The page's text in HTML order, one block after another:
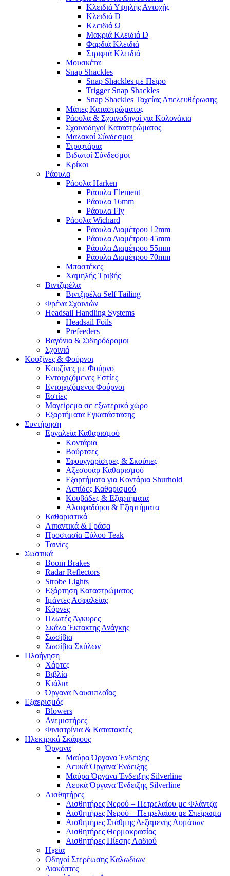
Κλειδιά Υψηλής Αντοχής
Κλειδιά D
Κλειδιά Ω
Μακριά Κλειδιά D
Φαρδιά Κλειδιά
Στριφτά Κλειδιά
Μουσκέτα
Snap Shackles
Snap Shackles με Πείρο
Trigger Snap Shackles
Snap Shackles Ταχείας Απελευθέρωσης
Μάπες Καταστρώματος
Ράουλα & Σχοινοδηγοί για Κολονάκια
Σχοινοδηγοί Καταστρώματος
Μαλακοί Σύνδεσμοι
Στριφτάρια
Βιδωτοί Σύνδεσμοι
Κρίκοι
Ράουλα
Ράουλα Harken
Ράουλα Element
Ράουλα 16mm
Ράουλα Fly
Ράουλα Wichard
Ράουλα Διαμέτρου 12mm
Ράουλα Διαμέτρου 45mm
Ράουλα Διαμέτρου 55mm
Ράουλα Διαμέτρου 70mm
Μπαστέκες
Χαμηλής Τριβής
Βιντζιρέλα
Βιντζιρέλα Self Tailing
Φρένα Σχοινιών
Headsail Handling Systems
Headsail Foils
Prefeeders
Βαγόνια & Σιδηρόδρομοι
Σχοινιά
Κουζίνες & Φούρνοι
Κουζίνες με Φούρνο
Εντοιχιζόμενες Εστίες
Εντοιχιζόμενοι Φούρνοι
Εστίες
Μαγείρεμα σε εξωτερικό χώρο
Εξαρτήματα Εγκατάστασης
Συντήρηση
Εργαλεία Καθαρισμού
Κοντάρια
Βούρτσες
Σφουγγαρίστρες & Σκούπες
Αξεσουάρ Καθαρισμού
Εξαρτήματα για Κοντάρια Shurhold
Λεπίδες Καθαρισμού
Κουβάδες & Εξαρτήματα
Αλοιφαδόροι & Εξαρτήματα
Καθαριστικά
Λιπαντικά & Γράσα
Προστασία Ξύλου Teak
Ταινίες
Σωστικά
Boom Brakes
Radar Reflectors
Strobe Lights
Εξάρτηση Καταστρώματος
Ιμάντες Ασφαλείας
Κόρνες
Πλωτές Άγκυρες
Σκάλα Έκτακτης Ανάγκης
Σωσίβια
Σωσίβια Σκύλων
Πλοήγηση
Χάρτες
Βιβλία
Κιάλια
Όργανα Ναυσιπλοΐας
Εξαερισμός
Blowers
Ανεμιστήρες
Φινιστρίνια & Καταπακτές
Ηλεκτρικά Σκάφους
Όργανα
Μαύρα Όργανα Ένδειξης
Λευκά Όργανα Ένδειξης
Μαύρα Όργανα Ένδειξης Silverline
Λευκά Όργανα Ένδειξης Silverline
Αισθητήρες
Αισθητήρες Νερού – Πετρελαίου με Φλάντζα
Αισθητήρες Νερού – Πετρελαίου με Σπείρωμα
Αισθητήρες Στάθμης Δεξαμενής Λυμάτων
Αισθητήρες Θερμοκρασίας
Αισθητήρες Πίεσης Λαδιού
Ηχεία
Οδηγοί Στερέωσης Καλωδίων
Διακόπτες